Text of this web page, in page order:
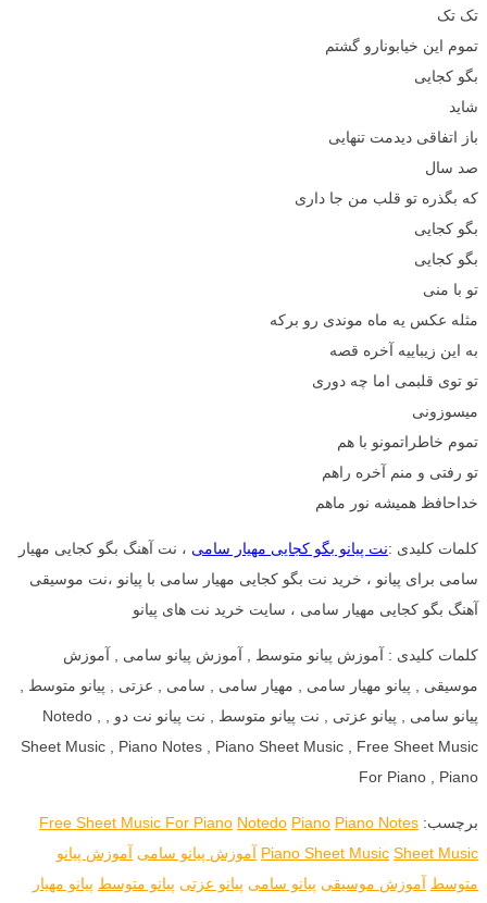
تک تک
تموم این خیابونارو گشتم
بگو کجایی
شاید
باز اتفاقی دیدمت تنهایی
صد سال
که بگذره تو قلب من جا داری
بگو کجایی
بگو کجایی
تو با منی
مثله عکس یه ماه موندی رو برکه
به این زیباییه آخره قصه
تو توی قلبمی اما چه دوری
میسوزونی
تموم خاطراتمونو با هم
تو رفتی و منم آخره راهم
خداحافظ همیشه نور ماهم
کلمات کلیدی :نت پیانو بگو کجایی مهیار سامی ، نت آهنگ بگو کجایی مهیار
سامی برای پیانو ، خرید نت بگو کجایی مهیار سامی با پیانو ،نت موسیقی
آهنگ بگو کجایی مهیار سامی ، سایت خرید نت های پیانو
کلمات کلیدی : آموزش پیانو متوسط , آموزش پیانو سامی , آموزش
موسیقی , پیانو مهیار سامی , مهیار سامی , سامی , عزتی , پیانو متوسط ,
پیانو سامی , پیانو عزتی , نت پیانو متوسط , نت پیانو نت دو , Notedo ,
Sheet Music , Piano Notes , Piano Sheet Music , Free Sheet Music
For Piano , Piano
برچسب: Free Sheet Music For Piano Notedo Piano Piano Notes
Piano Sheet Music Sheet Music آموزش پیانو سامی آموزش پیانو
متوسط آموزش موسیقی پیانو سامی پیانو عزتی پیانو متوسط پیانو مهیار